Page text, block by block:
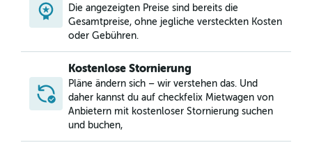
Die angezeigten Preise sind bereits die
Gesamtpreise, ohne jegliche versteckten Kosten
oder Gebühren.
Kostenlose Stornierung
Pläne ändern sich – wir verstehen das. Und
daher kannst du auf checkfelix Mietwagen von
Anbietern mit kostenloser Stornierung suchen
und buchen,